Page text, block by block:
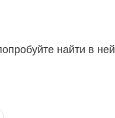
найти в ней